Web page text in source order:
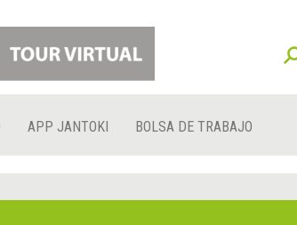
APP JANTOKI BOLSA DE TRABAJO